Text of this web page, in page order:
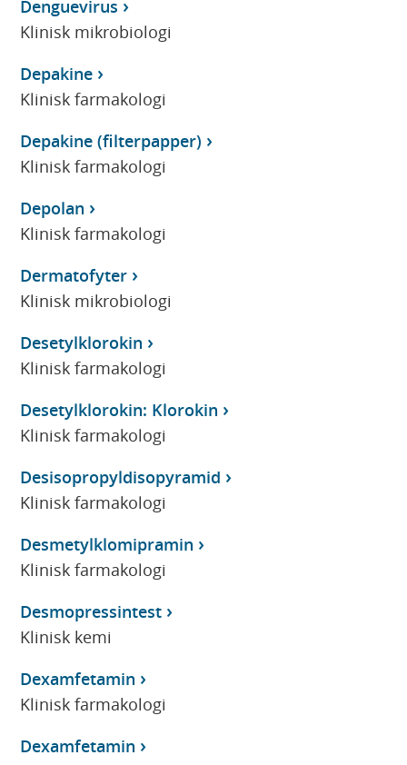
Denguevirus
Klinisk mikrobiologi
Depakine
Klinisk farmakologi
Depakine (filterpapper)
Klinisk farmakologi
Depolan
Klinisk farmakologi
Dermatofyter
Klinisk mikrobiologi
Desetylklorokin
Klinisk farmakologi
Desetylklorokin: Klorokin
Klinisk farmakologi
Desisopropyldisopyramid
Klinisk farmakologi
Desmetylklomipramin
Klinisk farmakologi
Desmopressintest
Klinisk kemi
Dexamfetamin
Klinisk farmakologi
Dexamfetamin